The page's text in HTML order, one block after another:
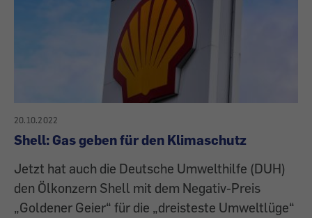
20.10.2022
Shell: Gas geben für den Klimaschutz
Jetzt hat auch die Deutsche Umwelthilfe (DUH)
den Ölkonzern Shell mit dem Negativ-Preis
„Goldener Geier“ für die „dreisteste Umweltlüge“